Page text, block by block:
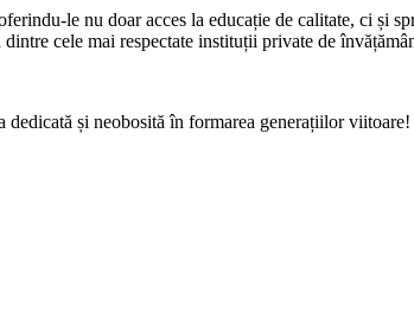
le nu doar acces la educație de calitate, ci și
cele mai respectate instituții private de
și neobosită în formarea generațiilor viitoare!